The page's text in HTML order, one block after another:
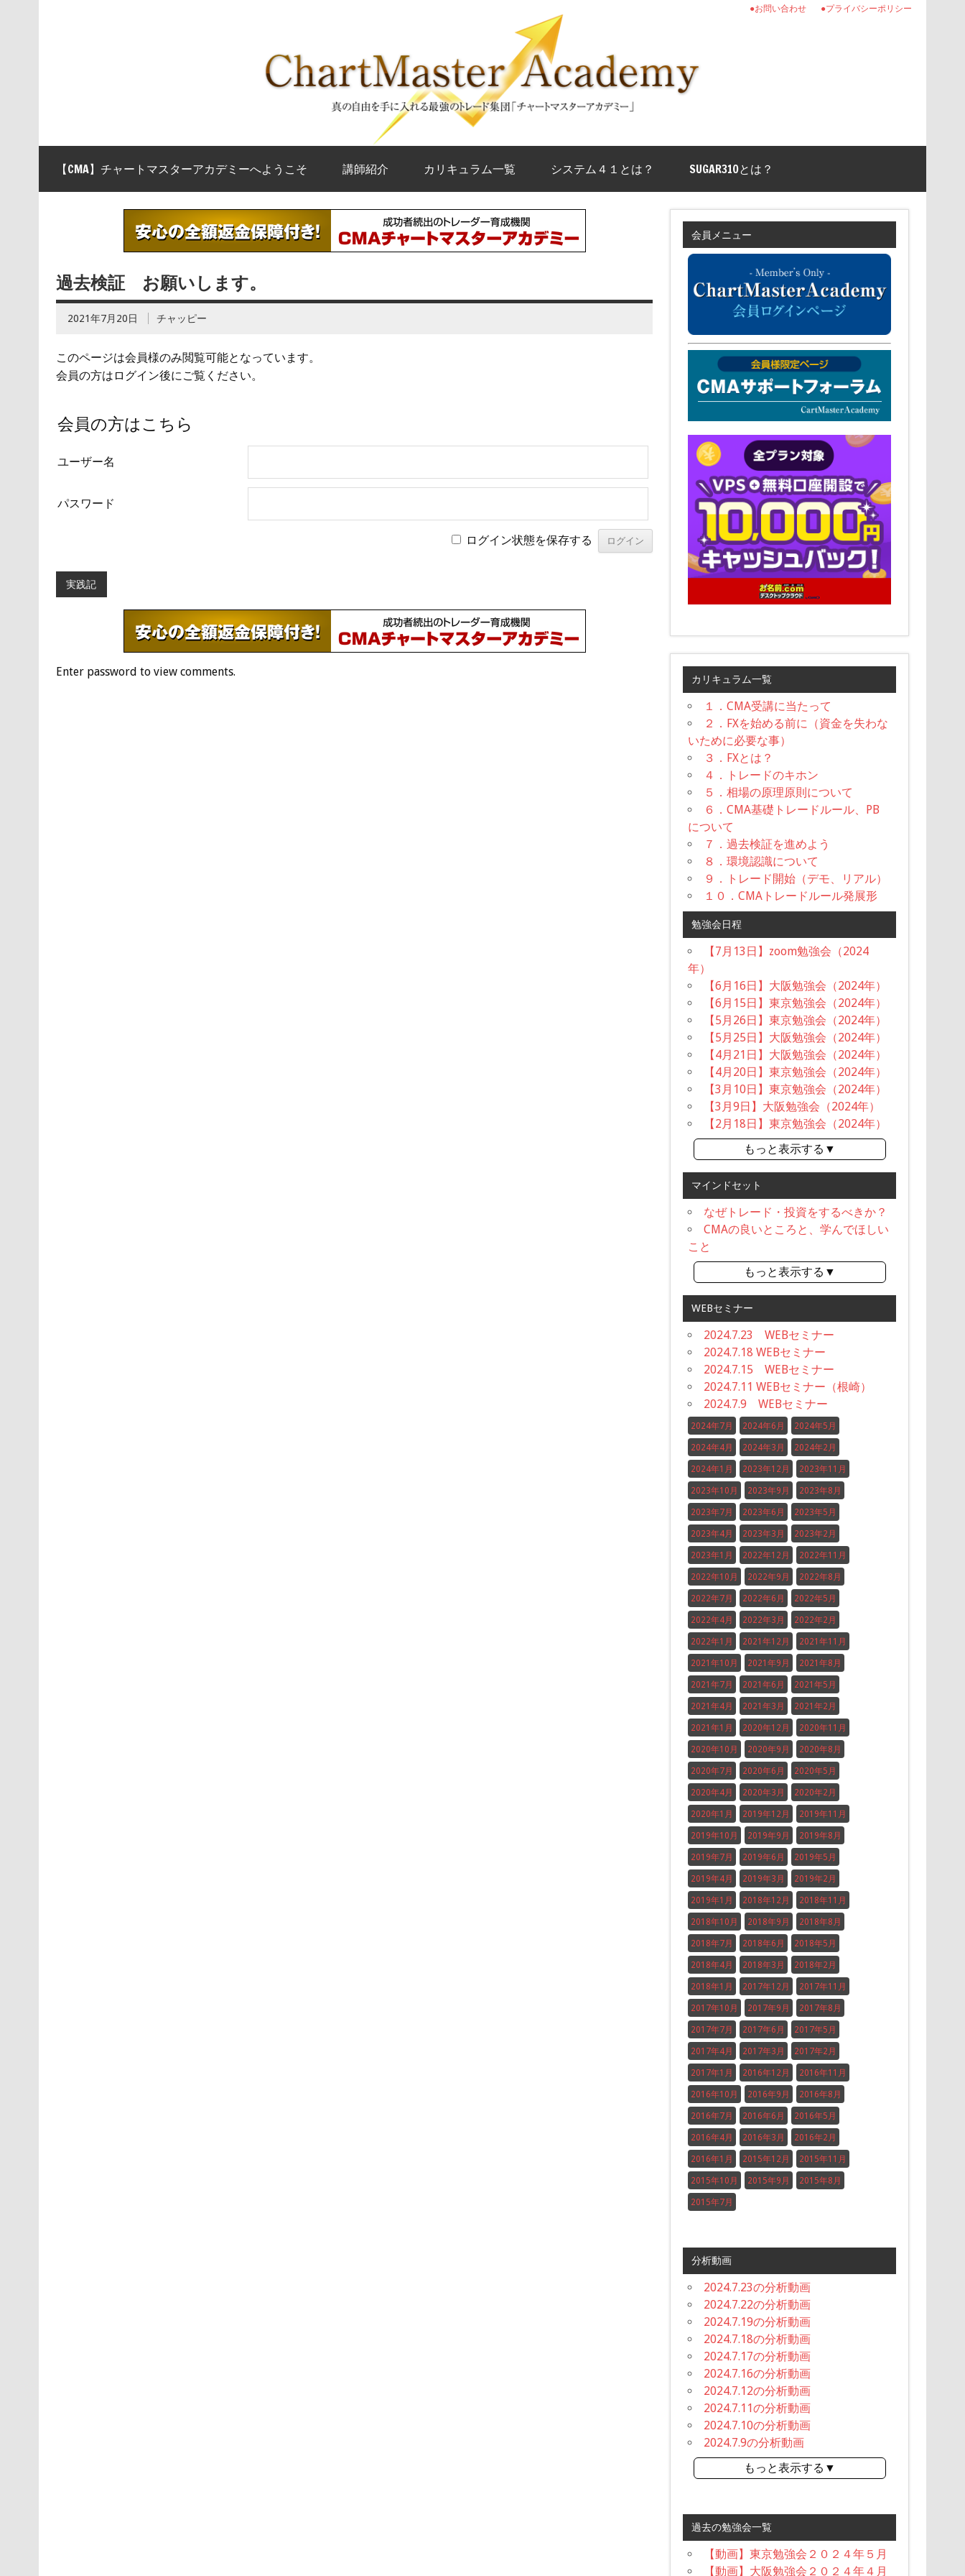
●プライバシーポリシー
●お問い合わせ
【CMA】チャートマスターアカデミーへようこそ 講師紹介 カリキュラム一覧 システム４１とは？ SUGAR310とは？
過去検証 お願いします。
2021年7月20日 チャッピー
このページは会員様のみ閲覧可能となっています。
会員の方はログイン後にご覧ください。
会員の方はこちら
ユーザー名
パスワード
ログイン状態を保存する
実践記
Enter password to view comments.
会員メニュー
カリキュラム一覧
１．CMA受講に当たって
２．FXを始める前に（資金を失わな
いために必要な事）
３．FXとは？
４．トレードのキホン
５．相場の原理原則について
６．CMA基礎トレードルール、PB
について
７．過去検証を進めよう
８．環境認識について
９．トレード開始（デモ、リアル）
１０．CMAトレードルール発展形
勉強会日程
【7月13日】zoom勉強会（2024
年）
【6月16日】大阪勉強会（2024年）
【6月15日】東京勉強会（2024年）
【5月26日】東京勉強会（2024年）
【5月25日】大阪勉強会（2024年）
【4月21日】大阪勉強会（2024年）
【4月20日】東京勉強会（2024年）
【3月10日】東京勉強会（2024年）
【3月9日】大阪勉強会（2024年）
【2月18日】東京勉強会（2024年）
もっと表示する▼
マインドセット
なぜトレード・投資をするべきか？
CMAの良いところと、学んでほしい
こと
もっと表示する▼
WEBセミナー
2024.7.23 WEBセミナー
2024.7.18 WEBセミナー
2024.7.15 WEBセミナー
2024.7.11 WEBセミナー（根崎）
2024.7.9 WEBセミナー
2024年7月 2024年6月 2024年5月
2024年4月 2024年3月 2024年2月
2024年1月 2023年12月 2023年11月
2023年10月 2023年9月 2023年8月
2023年7月 2023年6月 2023年5月
2023年4月 2023年3月 2023年2月
2023年1月 2022年12月 2022年11月
2022年10月 2022年9月 2022年8月
2022年7月 2022年6月 2022年5月
2022年4月 2022年3月 2022年2月
2022年1月 2021年12月 2021年11月
2021年10月 2021年9月 2021年8月
2021年7月 2021年6月 2021年5月
2021年4月 2021年3月 2021年2月
2021年1月 2020年12月 2020年11月
2020年10月 2020年9月 2020年8月
2020年7月 2020年6月 2020年5月
2020年4月 2020年3月 2020年2月
2020年1月 2019年12月 2019年11月
2019年10月 2019年9月 2019年8月
2019年7月 2019年6月 2019年5月
2019年4月 2019年3月 2019年2月
2019年1月 2018年12月 2018年11月
2018年10月 2018年9月 2018年8月
2018年7月 2018年6月 2018年5月
2018年4月 2018年3月 2018年2月
2018年1月 2017年12月 2017年11月
2017年10月 2017年9月 2017年8月
2017年7月 2017年6月 2017年5月
2017年4月 2017年3月 2017年2月
2017年1月 2016年12月 2016年11月
2016年10月 2016年9月 2016年8月
2016年7月 2016年6月 2016年5月
2016年4月 2016年3月 2016年2月
2016年1月 2015年12月 2015年11月
2015年10月 2015年9月 2015年8月
2015年7月
分析動画
2024.7.23の分析動画
2024.7.22の分析動画
2024.7.19の分析動画
2024.7.18の分析動画
2024.7.17の分析動画
2024.7.16の分析動画
2024.7.12の分析動画
2024.7.11の分析動画
2024.7.10の分析動画
2024.7.9の分析動画
もっと表示する▼
過去の勉強会一覧
【動画】東京勉強会２０２４年５月
【動画】大阪勉強会２０２４年４月